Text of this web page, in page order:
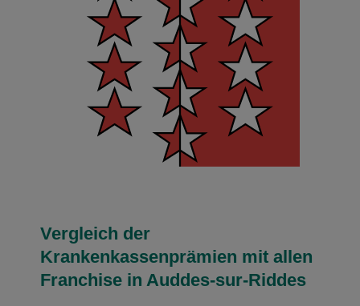
Vergleich der
Krankenkassenprämien mit allen
Franchise in Auddes-sur-Riddes